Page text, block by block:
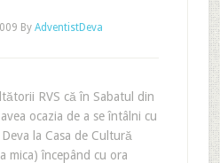
ByAdventistDeva
RVS că în Sabatul din
ocazia de a se întâlni cu
la Casa de Cultură
mica) începând cu ora